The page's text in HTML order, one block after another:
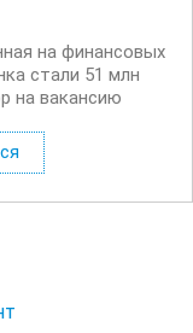
на финансовых
стали 51 млн
на вакансию
по